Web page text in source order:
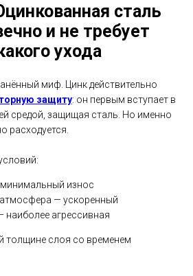
сталь
и не требует
ухода
миф. Цинк действительно
защиту: он первым вступает в
средой, защищая сталь. Но именно
расходуется.
износ
— ускоренный
наиболее агрессивная
толщине слоя со временем